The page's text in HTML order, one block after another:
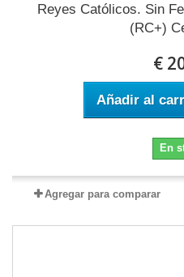
Reyes Católicos. Sin
(RC+)
€
Añadir al
En
Agregar para comparar